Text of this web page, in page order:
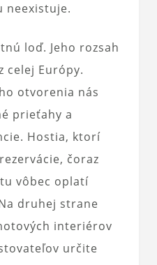
neexistuje.
loď. Jeho rozsah
celej Európy.
otvorenia nás
prieťahy a
Hostia, ktorí
čoraz
vôbec oplatí
druhej strane
interiérov
určite